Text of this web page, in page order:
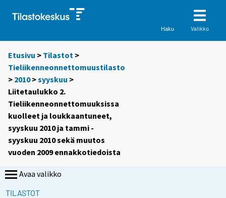
Haku Valikko
Etusivu > Tilastot >
Tieliikenneonnettomuustilasto
> 2010>syyskuu >
Liitetaulukko 2.
Tieliikenneonnettomuuksissa
kuolleet ja loukkaantuneet,
syyskuu 2010 ja tammi -
syyskuu 2010 sekä muutos
vuoden 2009 ennakkotiedoista
Avaa valikko
TILASTOT